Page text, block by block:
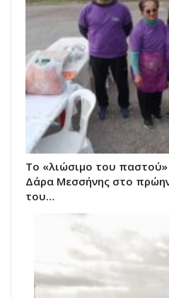
Το «λιώσιμο του παστού»
Δάρα Μεσσήνης στο
του…